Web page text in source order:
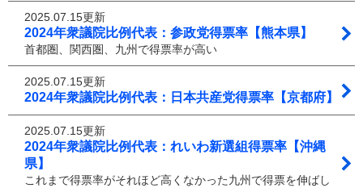
2025.07.15更新
2024年衆議院比例代表：参政党得票率【熊本県】
首都圏、関西圏、九州で得票率が高い
2025.07.15更新
2024年衆議院比例代表：日本共産党得票率【京都府】
2025.07.15更新
2024年衆議院比例代表：れいわ新選組得票率【沖縄
県】
これまで得票率がそれほど高くなかった九州で得票を伸ばし